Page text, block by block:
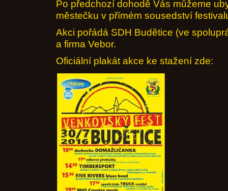
Po předchozí dohodě Vás můžeme
městečku v přímém sousedství
Akci pořádá SDH Budětice (ve
a firma Vebor.
Oficiální plakát akce ke stažení zde: